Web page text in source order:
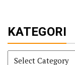
KATEGORI